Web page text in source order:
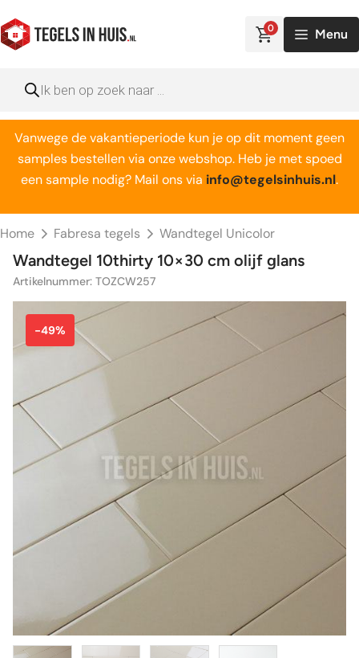
naar
de
0 Menu
zoeken
Vanwege de vakantieperiode kun je op dit moment geen
samples bestellen via onze webshop. Heb je met spoed
een sample nodig? Mail ons via info@tegelsinhuis.nl.
Home Fabresa tegels Wandtegel Unicolor
Wandtegel 10thirty 10×30 cm olijf glans
Artikelnummer: TOZCW257
-49%